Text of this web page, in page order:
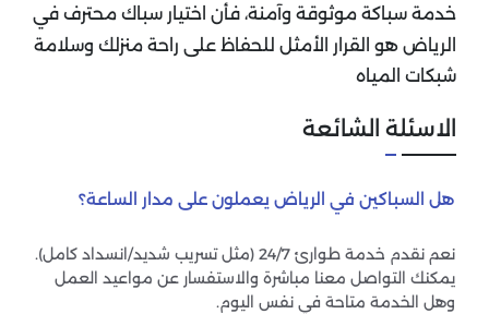
خدمة سباكة موثوقة وآمنة، فأن اختيار سباك محترف في
الرياض هو القرار الأمثل للحفاظ على راحة منزلك وسلامة
شبكات المياه
الاسئلة الشائعة
هل السباكين في الرياض يعملون على مدار الساعة؟
نعم نقدم خدمة طوارئ 24/7 (مثل تسريب شديد/انسداد كامل).
يمكنك التواصل معنا مباشرة والاستفسار عن مواعيد العمل
وهل الخدمة متاحة في نفس اليوم.